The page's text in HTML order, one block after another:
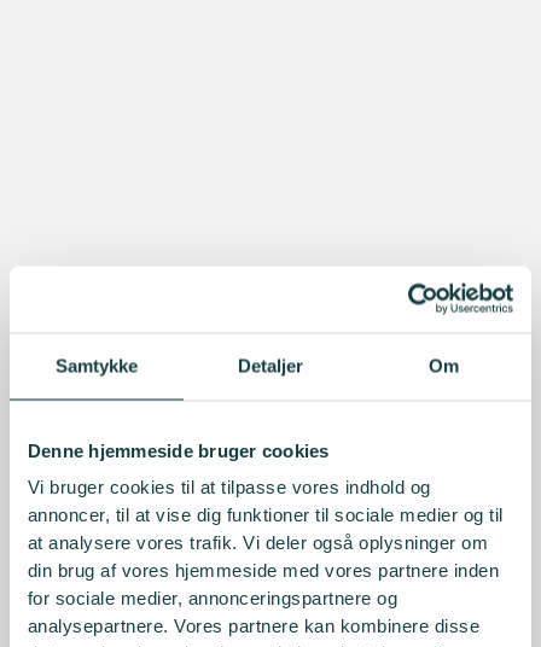
Samtykke Detaljer Om
Denne hjemmeside bruger cookies
Vi bruger cookies til at tilpasse vores indhold og
annoncer, til at vise dig funktioner til sociale medier og til
at analysere vores trafik. Vi deler også oplysninger om
din brug af vores hjemmeside med vores partnere inden
for sociale medier, annonceringspartnere og
analysepartnere. Vores partnere kan kombinere disse